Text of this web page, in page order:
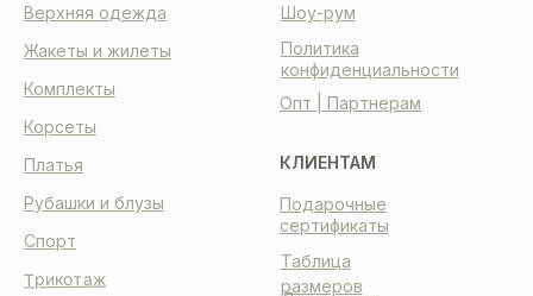
КЛИЕНТАМ
Таблица
размеров
Подарочные
сертификаты
Шоу-рум
Политика
конфиденциальности
Опт | Партнерам
Корсеты
Платья
Комплекты
Спорт
Рубашки и блузы
Жакеты и жилеты
Трикотаж
Верхняя одежда